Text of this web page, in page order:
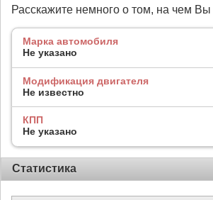
Расскажите немного о том, на чем Вы
Марка автомобиля
Не указано
Модификация двигателя
Не известно
КПП
Не указано
Статистика